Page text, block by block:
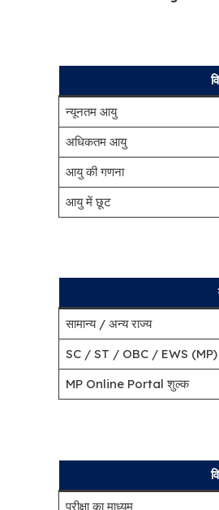
न्यूनतम आयु
अधिकतम आयु
आयु की गणना
आयु में छूट
सामान्य / अन्य राज्य
SC / ST / OBC / EWS (MP)
MP Online Portal शुल्क
परीक्षा का माध्यम